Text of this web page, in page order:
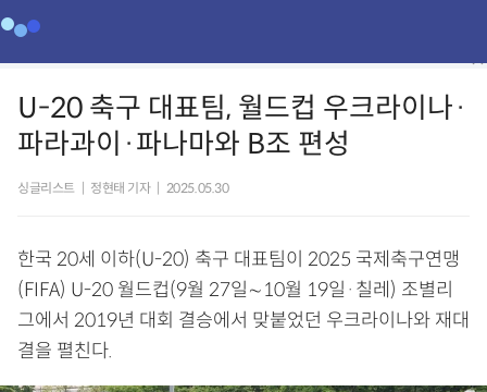
U-20 축구 대표팀, 월드컵 우크라이나·
파라과이·파나마와 B조 편성
싱글리스트 정현태 기자 2025.05.30
한국 20세 이하(U-20) 축구 대표팀이 2025 국제축구연맹
(FIFA) U-20 월드컵(9월 27일∼10월 19일·칠레) 조별리
그에서 2019년 대회 결승에서 맞붙었던 우크라이나와 재대
결을 펼친다.